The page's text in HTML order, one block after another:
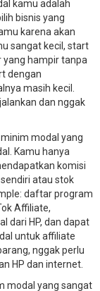
kamu adalah
bisnis yang
karena akan
sangat kecil, start
hampir tanpa
dengan
masih kecil.
dan nggak
modal yang
Kamu hanya
komisi
atau stok
daftar program
Affiliate,
dari HP, dan dapat
untuk affiliate
nggak perlu
HP dan internet.
modal yang sangat